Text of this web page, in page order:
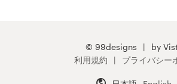
© 99designs
by
利用規約
プライバシー